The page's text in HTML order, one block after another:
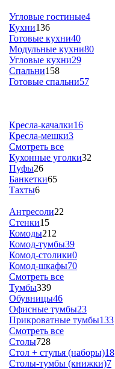
Угловые гостиные4
Кухни136
Готовые кухни40
Модульные кухни80
Угловые кухни29
Спальни158
Готовые спальни57
Кресла-качалки16
Кресла-мешки3
Смотреть все
Кухонные уголки32
Пуфы26
Банкетки65
Тахты6
Антресоли22
Стенки15
Комоды212
Комод-тумбы39
Комод-столики0
Комод-шкафы70
Смотреть все
Тумбы339
Обувницы46
Офисные тумбы23
Прикроватные тумбы133
Смотреть все
Столы728
Стол + стулья (наборы)18
Столы-тумбы (книжки)7